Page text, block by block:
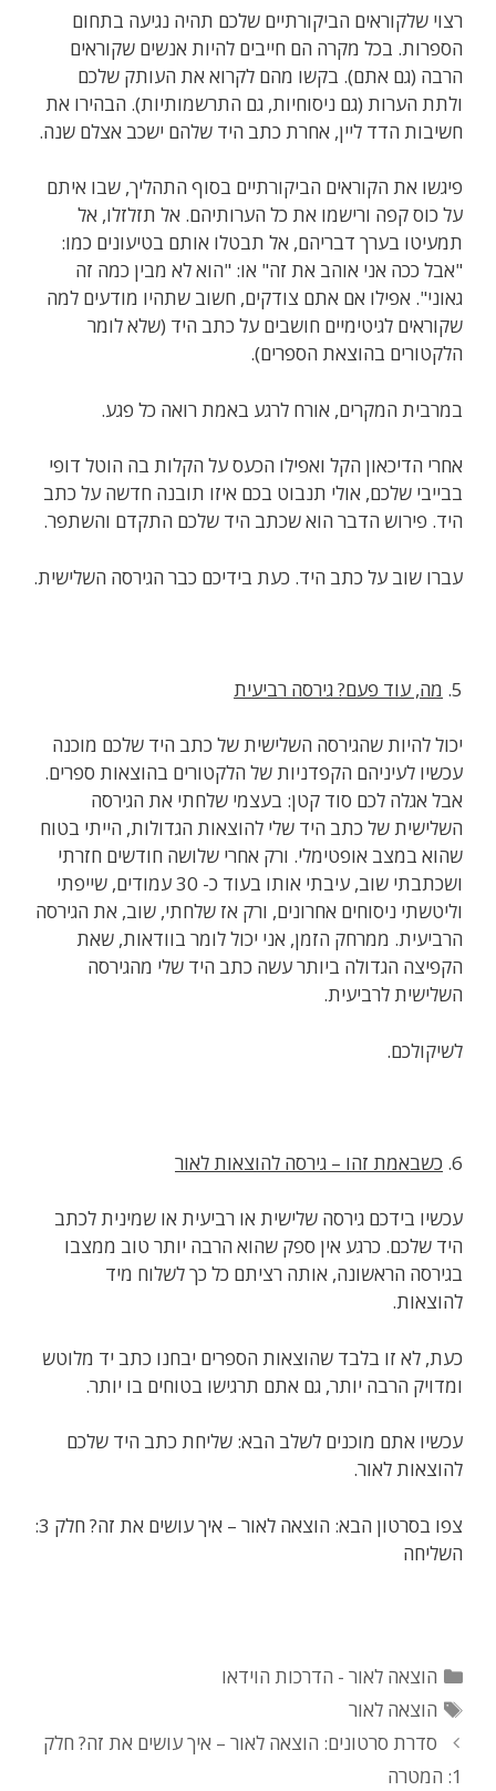
רצוי שלקוראים הביקורתיים שלכם תהיה נגיעה בתחום
הספרות. בכל מקרה הם חייבים להיות אנשים שקוראים
הרבה (גם אתם). בקשו מהם לקרוא את העותק שלכם
ולתת הערות (גם ניסוחיות, גם התרשמותיות). הבהירו את
חשיבות הדד ליין, אחרת כתב היד שלהם ישכב אצלם שנה.
פיגשו את הקוראים הביקורתיים בסוף התהליך, שבו איתם
על כוס קפה ורישמו את כל הערותיהם. אל תזלזלו, אל
תמעיטו בערך דבריהם, אל תבטלו אותם בטיעונים כמו:
"אבל ככה אני אוהב את זה" או: "הוא לא מבין כמה זה
גאוני". אפילו אם אתם צודקים, חשוב שתהיו מודעים למה
שקוראים לגיטימיים חושבים על כתב היד (שלא לומר
הלקטורים בהוצאת הספרים).
במרבית המקרים, אורח לרגע באמת רואה כל פגע.
אחרי הדיכאון הקל ואפילו הכעס על הקלות בה הוטל דופי
בבייבי שלכם, אולי תנבוט בכם איזו תובנה חדשה על כתב
היד. פירוש הדבר הוא שכתב היד שלכם התקדם והשתפר.
עברו שוב על כתב היד. כעת בידיכם כבר הגירסה השלישית.
5. מה, עוד פעם? גירסה רביעית
יכול להיות שהגירסה השלישית של כתב היד שלכם מוכנה
עכשיו לעיניהם הקפדניות של הלקטורים בהוצאות ספרים.
אבל אגלה לכם סוד קטן: בעצמי שלחתי את הגירסה
השלישית של כתב היד שלי להוצאות הגדולות, הייתי בטוח
שהוא במצב אופטימלי. ורק אחרי שלושה חודשים חזרתי
ושכתבתי שוב, עיבתי אותו בעוד כ- 30 עמודים, שייפתי
וליטשתי ניסוחים אחרונים, ורק אז שלחתי, שוב, את הגירסה
הרביעית. ממרחק הזמן, אני יכול לומר בוודאות, שאת
הקפיצה הגדולה ביותר עשה כתב היד שלי מהגירסה
השלישית לרביעית.
לשיקולכם.
6. כשבאמת זהו – גירסה להוצאות לאור
עכשיו בידכם גירסה שלישית או רביעית או שמינית לכתב
היד שלכם. כרגע אין ספק שהוא הרבה יותר טוב ממצבו
בגירסה הראשונה, אותה רציתם כל כך לשלוח מיד
להוצאות.
כעת, לא זו בלבד שהוצאות הספרים יבחנו כתב יד מלוטש
ומדויק הרבה יותר, גם אתם תרגישו בטוחים בו יותר.
עכשיו אתם מוכנים לשלב הבא: שליחת כתב היד שלכם
להוצאות לאור.
צפו בסרטון הבא: הוצאה לאור – איך עושים את זה? חלק 3:
השליחה
קטגוריות
הוצאה לאור - הדרכות הוידאו
תגיות
הוצאה לאור
סדרת סרטונים: הוצאה לאור – איך עושים את זה? חלק
1: המטרה